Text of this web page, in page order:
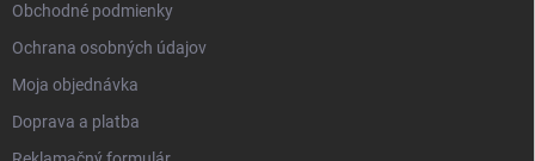
Obchodné podmienky
Ochrana osobných údajov
Moja objednávka
Doprava a platba